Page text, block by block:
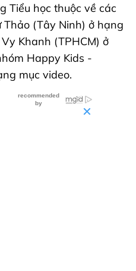
Tiểu học thuộc về các
(Tây Ninh) ở hạng
Khanh (TPHCM) ở
Happy Kids -
mục video.